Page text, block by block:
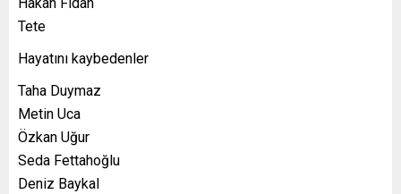
Hakan Fidan
Tete
Hayatını kaybedenler
Taha Duymaz
Metin Uca
Özkan Uğur
Seda Fettahoğlu
Deniz Baykal